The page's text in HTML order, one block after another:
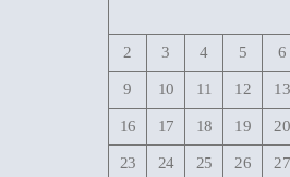
2 3 4 5 6
9 10 11 12 13
16 17 18 19 20
23 24 25 26 27